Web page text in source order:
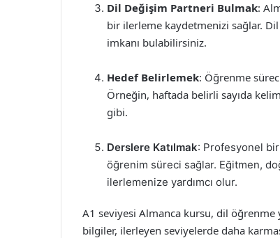
Dil Değişim Partneri Bulmak:
bir ilerleme kaydetmenizi sağlar.
imkanı bulabilirsiniz.
Hedef Belirlemek: Öğrenme
Örneğin, haftada belirli sayıda
gibi.
Derslere Katılmak: Profesyonel
öğrenim süreci sağlar. Eğitmen,
ilerlemenize yardımcı olur.
A1 seviyesi Almanca kursu, dil öğrenme
bilgiler, ilerleyen seviyelerde daha